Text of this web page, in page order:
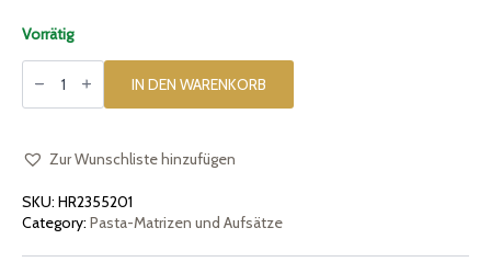
Vorrätig
Matrize
aus
Fleckerl
Pasta
und
Serie
7000
Menge
IN DEN WARENKORB
Zur Wunschliste hinzufügen
SKU: HR2355201
Category: Pasta-Matrizen und Aufsätze